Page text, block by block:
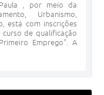
, por meio da
Urbanismo,
está com inscrições
de qualificação
Emprego". A